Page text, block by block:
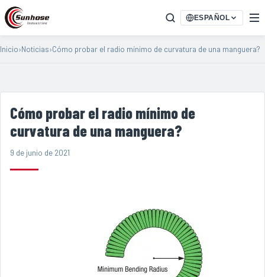
ESPAÑOL
Inicio›Noticias›Cómo probar el radio mínimo de curvatura de una manguera?
Cómo probar el radio mínimo de
curvatura de una manguera?
9 de junio de 2021